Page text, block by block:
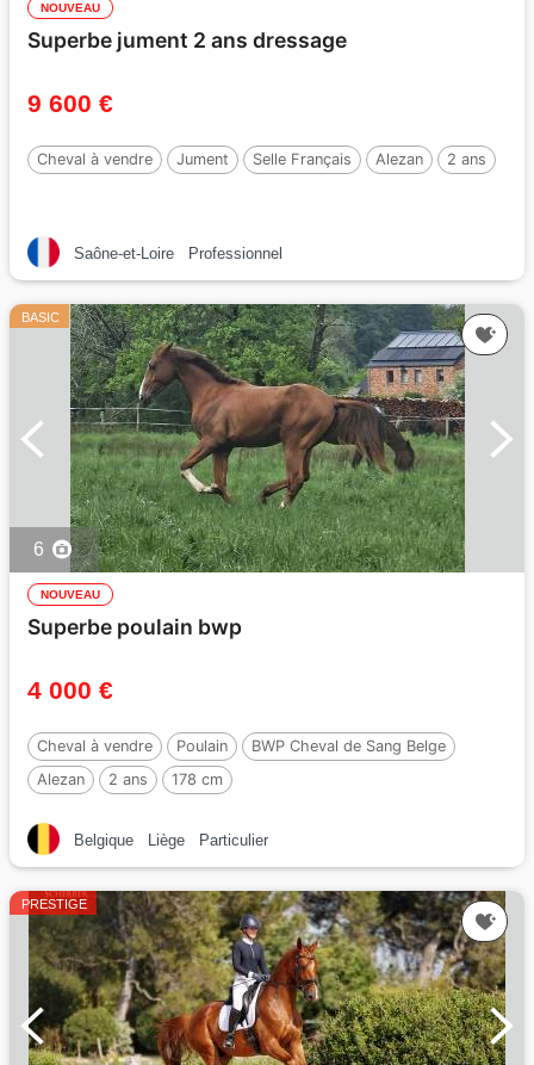
NOUVEAU
Superbe jument 2 ans dressage
9 600 €
Cheval à vendre Jument Selle Français Alezan 2 ans
Saône-et-Loire Professionnel
BASIC
6
NOUVEAU
Superbe poulain bwp
4 000 €
Cheval à vendre Poulain
BWP Cheval de Sang Belge
Alezan
2 ans 178 cm
Belgique Liège Particulier
PRESTIGE